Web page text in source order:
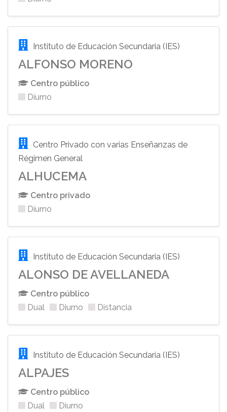
Instituto de Educación Secundaria (IES)
ALFONSO MORENO
Centro público
Diurno
Centro Privado con varias Enseñanzas de
Régimen General
ALHUCEMA
Centro privado
Diurno
Instituto de Educación Secundaria (IES)
ALONSO DE AVELLANEDA
Centro público
Dual
Diurno Distancia
Instituto de Educación Secundaria (IES)
ALPAJES
Centro público
Dual
Diurno